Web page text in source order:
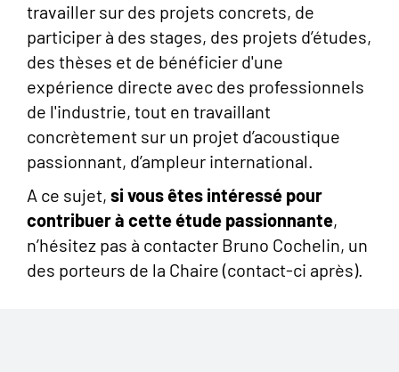
travailler sur des projets concrets, de
participer à des stages, des projets d’études,
des thèses et de bénéficier d'une
expérience directe avec des professionnels
de l'industrie, tout en travaillant
concrètement sur un projet d’acoustique
passionnant, d’ampleur international.
A ce sujet, si vous êtes intéressé pour
contribuer à cette étude passionnante,
n’hésitez pas à contacter Bruno Cochelin, un
des porteurs de la Chaire (contact-ci après).